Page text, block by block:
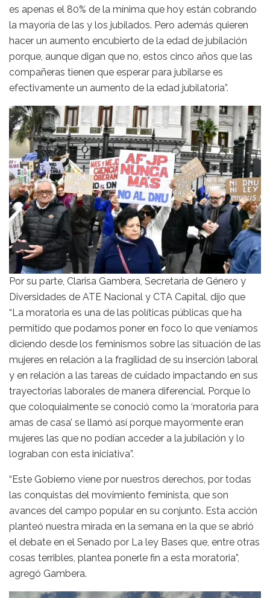
es apenas el 80% de la mínima que hoy están cobrando
la mayoría de las y los jubilados. Pero además quieren
hacer un aumento encubierto de la edad de jubilación
porque, aunque digan que no, estos cinco años que las
compañeras tienen que esperar para jubilarse es
efectivamente un aumento de la edad jubilatoria”.
Por su parte, Clarisa Gambera, Secretaria de Género y
Diversidades de ATE Nacional y CTA Capital, dijo que
“La moratoria es una de las políticas públicas que ha
permitido que podamos poner en foco lo que veníamos
diciendo desde los feminismos sobre las situación de las
mujeres en relación a la fragilidad de su inserción laboral
y en relación a las tareas de cuidado impactando en sus
trayectorias laborales de manera diferencial. Porque lo
que coloquialmente se conoció como la ‘moratoria para
amas de casa’ se llamó así porque mayormente eran
mujeres las que no podían acceder a la jubilación y lo
lograban con esta iniciativa”.
“Este Gobierno viene por nuestros derechos, por todas
las conquistas del movimiento feminista, que son
avances del campo popular en su conjunto. Esta acción
planteó nuestra mirada en la semana en la que se abrió
el debate en el Senado por La ley Bases que, entre otras
cosas terribles, plantea ponerle fin a esta moratoria”,
agregó Gambera.